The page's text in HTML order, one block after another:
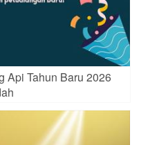
Api Tahun Baru 2026